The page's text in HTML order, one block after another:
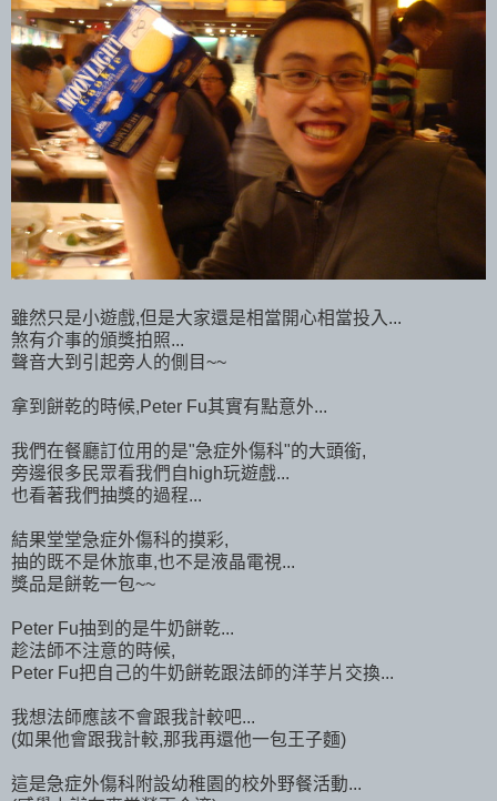
雖然只是小遊戲,但是大家還是相當開心相當投入...
煞有介事的頒獎拍照...
聲音大到引起旁人的側目~~
拿到餅乾的時候,Peter Fu其實有點意外...
我們在餐廳訂位用的是"急症外傷科"的大頭銜,
旁邊很多民眾看我們自high玩遊戲...
也看著我們抽獎的過程...
結果堂堂急症外傷科的摸彩,
抽的既不是休旅車,也不是液晶電視...
獎品是餅乾一包~~
Peter Fu抽到的是牛奶餅乾...
趁法師不注意的時候,
Peter Fu把自己的牛奶餅乾跟法師的洋芋片交換...
我想法師應該不會跟我計較吧...
(如果他會跟我計較,那我再還他一包王子麵)
這是急症外傷科附設幼稚園的校外野餐活動...